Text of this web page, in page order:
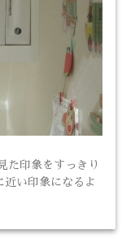
た印象をすっきり
近い印象になるよ